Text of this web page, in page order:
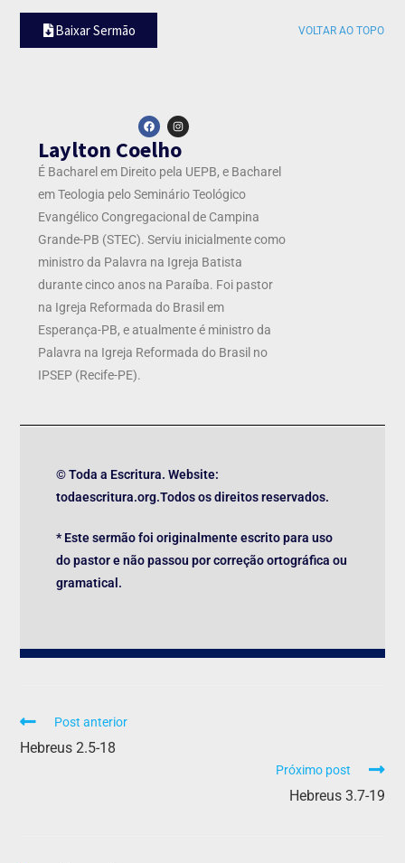
Baixar Sermão VOLTAR AO TOPO
Laylton Coelho
É Bacharel em Direito pela UEPB, e Bacharel
em Teologia pelo Seminário Teológico
Evangélico Congregacional de Campina
Grande-PB (STEC). Serviu inicialmente como
ministro da Palavra na Igreja Batista
durante cinco anos na Paraíba. Foi pastor
na Igreja Reformada do Brasil em
Esperança-PB, e atualmente é ministro da
Palavra na Igreja Reformada do Brasil no
IPSEP (Recife-PE).
© Toda a Escritura. Website:
todaescritura.org.Todos os direitos reservados.
* Este sermão foi originalmente escrito para uso
do pastor e não passou por correção ortográfica ou
gramatical.
Post anterior
Hebreus 2.5-18
Próximo post
Hebreus 3.7-19